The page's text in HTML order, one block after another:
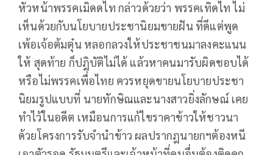
หัวหน้าพรรคเมิดดไท กล่าวด้วยว่า พรรคเทิดไท ไม่
เห็นด้วยกับนโยบายประชานิยมขายฝัน ที่ดีแต่พูด
เพ้อเจ้อต้มตุ๋น หลอกลวงให้ประชาชนมาลงคะแนน
ให้ สุดท้าย ก็ปฎิบัติไม่ได้ แล้วหาคนมารับผิดชอบได้
หรือไม่พรรคเพื่อไทย ควรหยุดขายนโยบายประชา
นิยมรูปแบบที่ นายทักษิณและนางสาวยิ่งลักษณ์ เคย
ทำไว้ในอดีต เหมือนการแก้ไขราคาข้าวให้ชาวนา
ด้วยโครงการรับจำนำข้าว ผลปรากฎนายกฯต้องหนี